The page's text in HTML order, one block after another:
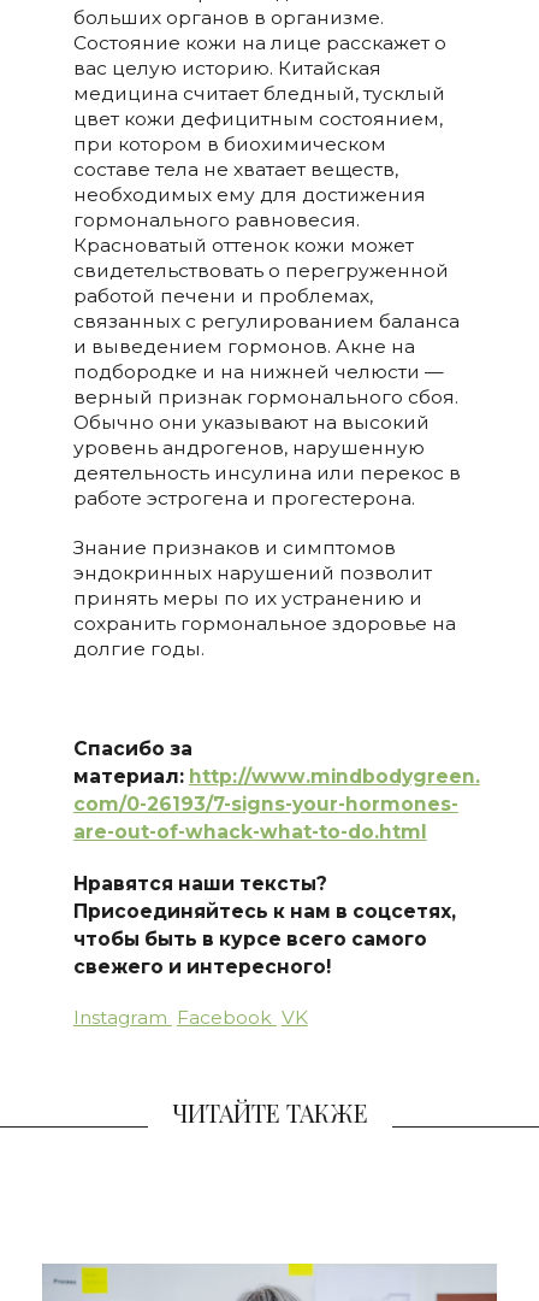
больших органов в организме.
Состояние кожи на лице расскажет о
вас целую историю. Китайская
медицина считает бледный, тусклый
цвет кожи дефицитным состоянием,
при котором в биохимическом
составе тела не хватает веществ,
необходимых ему для достижения
гормонального равновесия.
Красноватый оттенок кожи может
свидетельствовать о перегруженной
работой печени и проблемах,
связанных с регулированием баланса
и выведением гормонов. Акне на
подбородке и на нижней челюсти —
верный признак гормонального сбоя.
Обычно они указывают на высокий
уровень андрогенов, нарушенную
деятельность инсулина или перекос в
работе эстрогена и прогестерона.
Знание признаков и симптомов
эндокринных нарушений позволит
принять меры по их устранению и
сохранить гормональное здоровье на
долгие годы.
Спасибо за
материал: http://www.mindbodygreen.
com/0-26193/7-signs-your- hormones-
are-out-of-whack-what-to-do.html
Нравятся наши тексты?
Присоединяйтесь к нам в соцсетях,
чтобы быть в курсе всего самого
свежего и интересного!
Instagram Facebook VK
ЧИТАЙТЕ ТАКЖЕ